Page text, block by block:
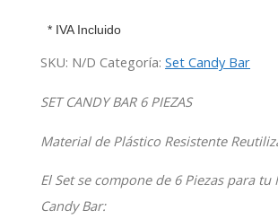
* IVA Incluido
SKU: N/D Categoría:Set Candy Bar
SET CANDY BAR 6 PIEZAS
Material de Plástico Resistente
El Set se compone de 6 Piezas para tu
Candy Bar: